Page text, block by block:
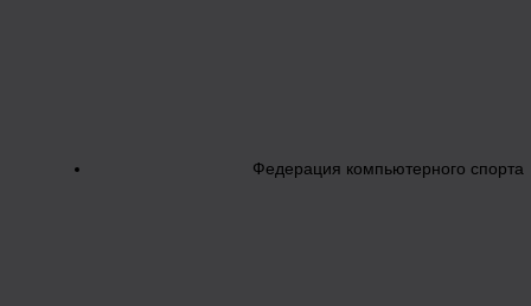
Федерация компьютерного спорта